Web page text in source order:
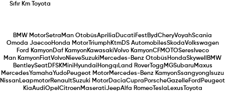
Sıfır Km
Toyota
BMW MotorSetra Man OtobüsAprilia Ducati FestBydCheryVoyahScania
Omoda JaecooHonda MotorTriumphKtmDS AutomobilesSkodaVolkswagen
Ford KamyonDaf KamyonKawasakiVolvo KamyonCFMOTOSeres Iveco
Man KamyonFiatVolvoNieveSuzuki Mercedes-Benz Otobüs HondaSkywell
BMW
BentleySeatDFSKMini Hyundai Hongqı Land RoverTogg MGSubaruMaxus
MercedesYamahaYudoPeugeot MotorMercedes-Benz KamyonSsangyong Isuzu
NissanLeapmotorRenaultSuzuki MotorDaciaCupra PorscheGazelleFord Peugeot
KiaAudiOpel CitroenMaseratiJeepAlfa RomeoTesla Lexus Toyota